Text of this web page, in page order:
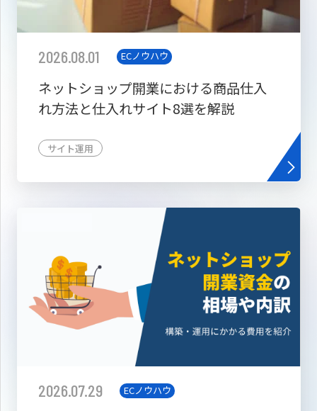
2026.08.01 ECノウハウ
ネットショップ開業における商品仕入
れ方法と仕入れサイト8選を解説
サイト運用
2026.07.29 ECノウハウ